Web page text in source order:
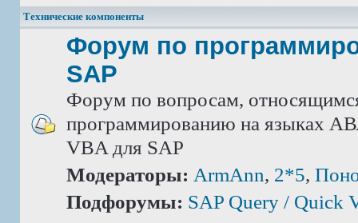
Технические компоненты
Форум по
SAP
Форум по вопросам,
программированию на языках
VBA для SAP
Модераторы: ArmAnn, 2*5,
Подфорумы: SAP Query / Quick